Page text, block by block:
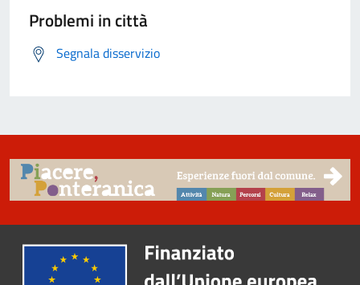
Problemi in città
Segnala disservizio